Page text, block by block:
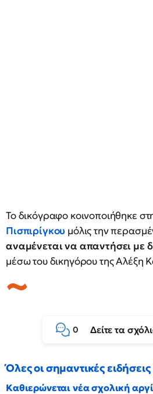
Το δικόγραφο κοινοποιήθηκε
Πισπιρίγκου μόλις την
αναμένεται να απαντήσει με
μέσω του δικηγόρου της Αλέξη
0 Δείτε τα
Όλες οι σημαντικές
Καθιερώνεται νέα σχολική